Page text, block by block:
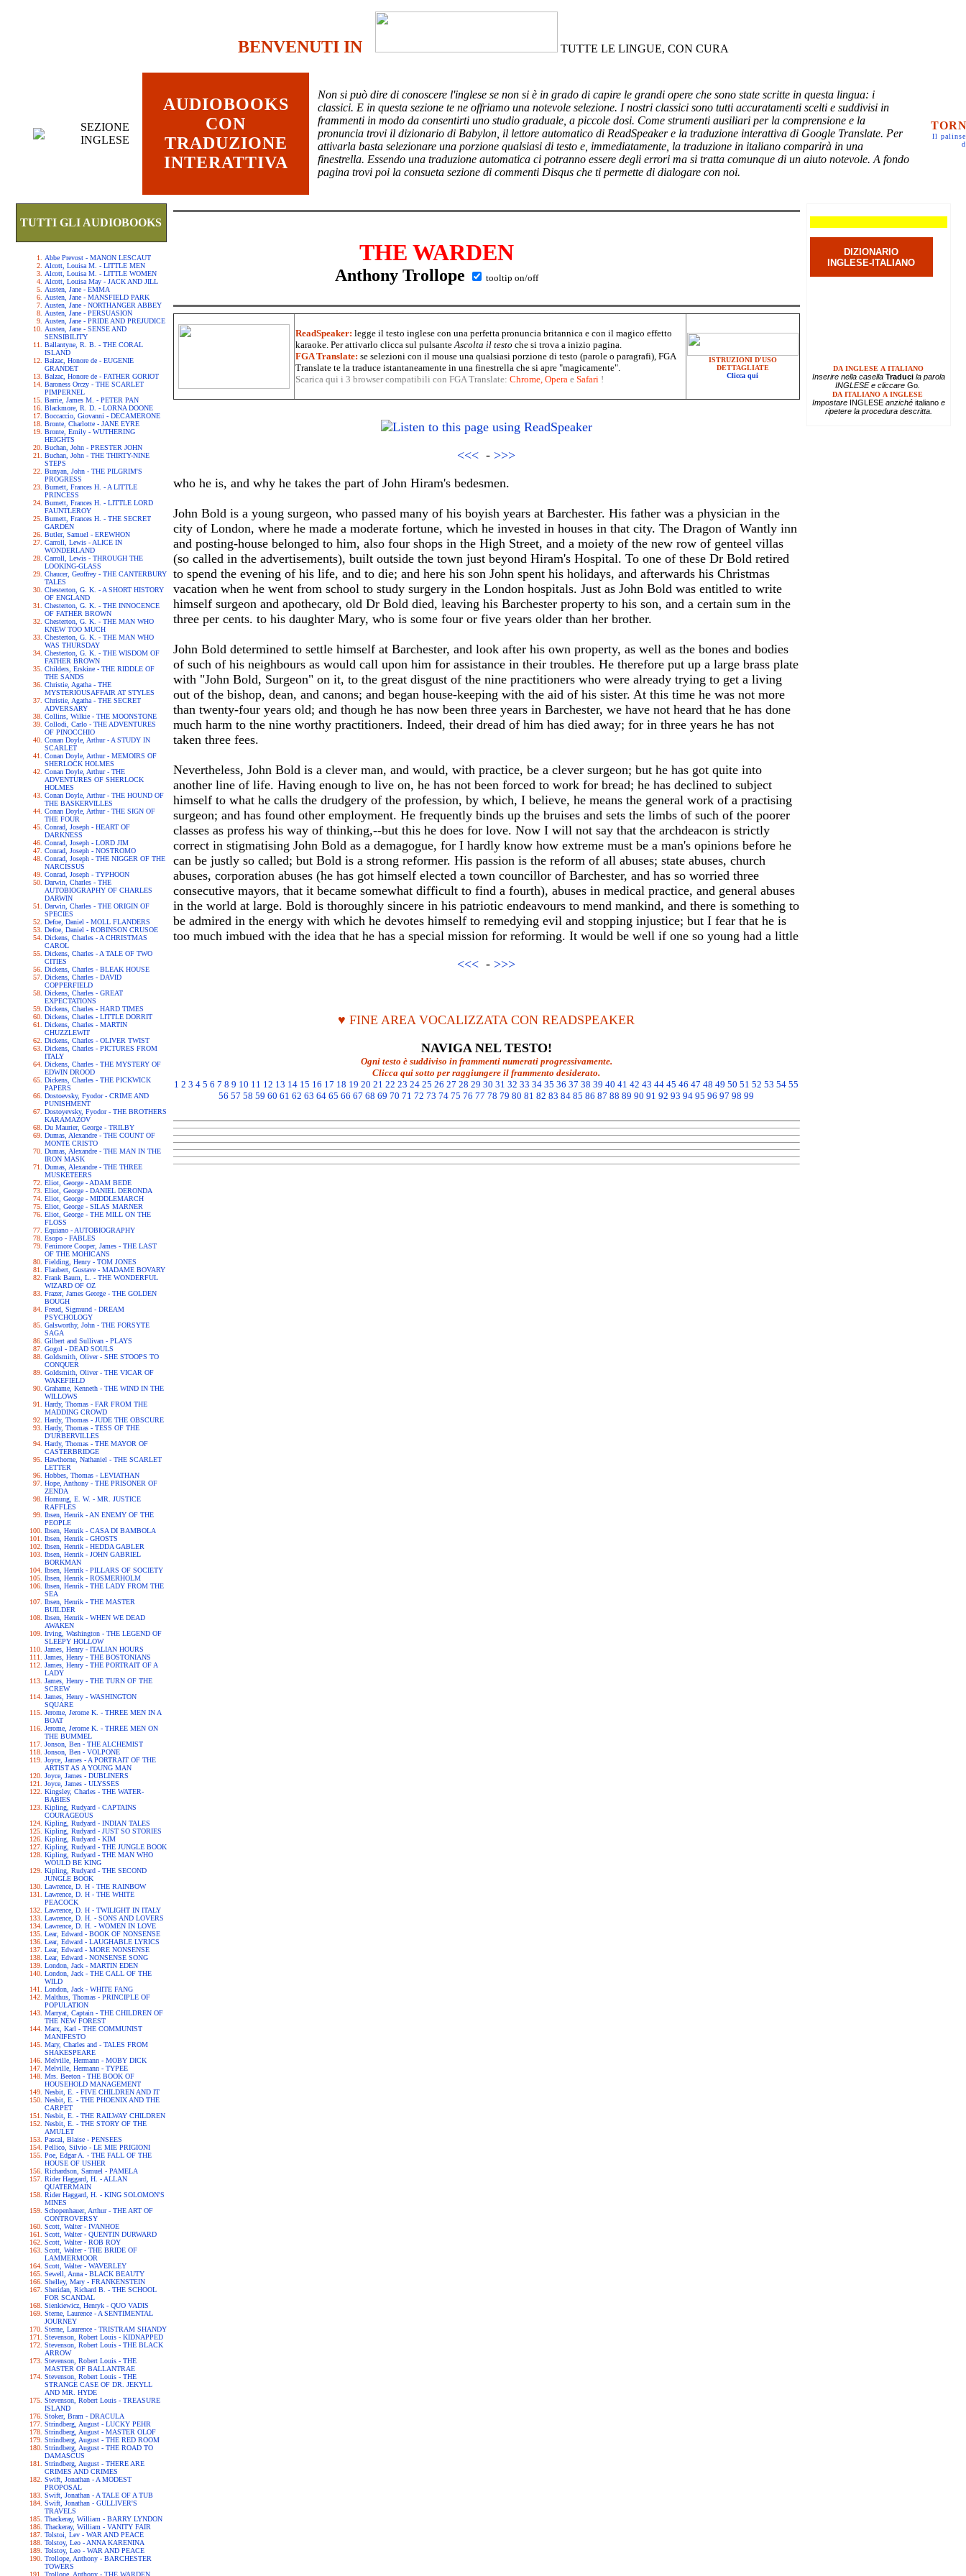
BENVENUTI IN TUTTE LE LINGUE, CON CURA
SEZIONE
INGLESE
AUDIOBOOKS
CON
TRADUZIONE
INTERATTIVA
Non si può dire di conoscere l'inglese se non si è in grado di capire le grandi opere che sono state scritte in questa lingua: i
classici. E in questa sezione te ne offriamo una notevole selezione. I nostri classici sono tutti accuratamenti scelti e suddivisi in
frammenti in modo da consentirti uno studio graduale, a piccole dosi. Come strumenti ausiliari per la comprensione e la
pronuncia trovi il dizionario di Babylon, il lettore automatico di ReadSpeaker e la traduzione interattiva di Google Translate. Per
attivarla basta selezionare una porzione qualsiasi di testo e, immediatamente, la traduzione in italiano comparirà in una
finestrella. Essendo una traduzione automatica ci potranno essere degli errori ma si tratta comunque di un aiuto notevole. A fondo
pagina trovi poi la consueta sezione di commenti Disqus che ti permette di dialogare con noi.
Il
TUTTI GLI AUDIOBOOKS
Abbe Prevost - MANON LESCAUT
Alcott, Louisa M. - LITTLE MEN
Alcott, Louisa M. - LITTLE WOMEN
Alcott, Louisa May - JACK AND JILL
Austen, Jane - EMMA
Austen, Jane - MANSFIELD PARK
Austen, Jane - NORTHANGER ABBEY
Austen, Jane - PERSUASION
Austen, Jane - PRIDE AND PREJUDICE
Austen, Jane - SENSE AND
SENSIBILITY
Ballantyne, R. B. - THE CORAL
ISLAND
Balzac, Honore de - EUGENIE
GRANDET
Balzac, Honore de - FATHER GORIOT
Baroness Orczy - THE SCARLET
PIMPERNEL
Barrie, James M. - PETER PAN
Blackmore, R. D. - LORNA DOONE
Boccaccio, Giovanni - DECAMERONE
Bronte, Charlotte - JANE EYRE
Bronte, Emily - WUTHERING
HEIGHTS
Buchan, John - PRESTER JOHN
Buchan, John - THE THIRTY-NINE
STEPS
Bunyan, John - THE PILGRIM'S
PROGRESS
Burnett, Frances H. - A LITTLE
PRINCESS
Burnett, Frances H. - LITTLE LORD
FAUNTLEROY
Burnett, Frances H. - THE SECRET
GARDEN
Butler, Samuel - EREWHON
Carroll, Lewis - ALICE IN
WONDERLAND
Carroll, Lewis - THROUGH THE
LOOKING-GLASS
Chaucer, Geoffrey - THE CANTERBURY
TALES
Chesterton, G. K. - A SHORT HISTORY
OF ENGLAND
Chesterton, G. K. - THE INNOCENCE
OF FATHER BROWN
Chesterton, G. K. - THE MAN WHO
KNEW TOO MUCH
Chesterton, G. K. - THE MAN WHO
WAS THURSDAY
Chesterton, G. K. - THE WISDOM OF
FATHER BROWN
Childers, Erskine - THE RIDDLE OF
THE SANDS
Christie, Agatha - THE
MYSTERIOUSAFFAIR AT STYLES
Christie, Agatha - THE SECRET
ADVERSARY
Collins, Wilkie - THE MOONSTONE
Collodi, Carlo - THE ADVENTURES
OF PINOCCHIO
Conan Doyle, Arthur - A STUDY IN
SCARLET
Conan Doyle, Arthur - MEMOIRS OF
SHERLOCK HOLMES
Conan Doyle, Arthur - THE
ADVENTURES OF SHERLOCK
HOLMES
Conan Doyle, Arthur - THE HOUND OF
THE BASKERVILLES
Conan Doyle, Arthur - THE SIGN OF
THE FOUR
Conrad, Joseph - HEART OF
DARKNESS
Conrad, Joseph - LORD JIM
Conrad, Joseph - NOSTROMO
Conrad, Joseph - THE NIGGER OF THE
NARCISSUS
Conrad, Joseph - TYPHOON
Darwin, Charles - THE
AUTOBIOGRAPHY OF CHARLES
DARWIN
Darwin, Charles - THE ORIGIN OF
SPECIES
Defoe, Daniel - MOLL FLANDERS
Defoe, Daniel - ROBINSON CRUSOE
Dickens, Charles - A CHRISTMAS
CAROL
Dickens, Charles - A TALE OF TWO
CITIES
Dickens, Charles - BLEAK HOUSE
Dickens, Charles - DAVID
COPPERFIELD
Dickens, Charles - GREAT
EXPECTATIONS
Dickens, Charles - HARD TIMES
Dickens, Charles - LITTLE DORRIT
Dickens, Charles - MARTIN
CHUZZLEWIT
Dickens, Charles - OLIVER TWIST
Dickens, Charles - PICTURES FROM
ITALY
Dickens, Charles - THE MYSTERY OF
EDWIN DROOD
Dickens, Charles - THE PICKWICK
PAPERS
Dostoevsky, Fyodor - CRIME AND
PUNISHMENT
Dostoyevsky, Fyodor - THE BROTHERS
KARAMAZOV
Du Maurier, George - TRILBY
Dumas, Alexandre - THE COUNT OF
MONTE CRISTO
Dumas, Alexandre - THE MAN IN THE
IRON MASK
Dumas, Alexandre - THE THREE
MUSKETEERS
Eliot, George - ADAM BEDE
Eliot, George - DANIEL DERONDA
Eliot, George - MIDDLEMARCH
Eliot, George - SILAS MARNER
Eliot, George - THE MILL ON THE
FLOSS
Equiano - AUTOBIOGRAPHY
Esopo - FABLES
Fenimore Cooper, James - THE LAST
OF THE MOHICANS
Fielding, Henry - TOM JONES
Flaubert, Gustave - MADAME BOVARY
Frank Baum, L. - THE WONDERFUL
WIZARD OF OZ
Frazer, James George - THE GOLDEN
BOUGH
Freud, Sigmund - DREAM
PSYCHOLOGY
Galsworthy, John - THE FORSYTE
SAGA
Gilbert and Sullivan - PLAYS
Gogol - DEAD SOULS
Goldsmith, Oliver - SHE STOOPS TO
CONQUER
Goldsmith, Oliver - THE VICAR OF
WAKEFIELD
Grahame, Kenneth - THE WIND IN THE
WILLOWS
Hardy, Thomas - FAR FROM THE
MADDING CROWD
Hardy, Thomas - JUDE THE OBSCURE
Hardy, Thomas - TESS OF THE
D'URBERVILLES
Hardy, Thomas - THE MAYOR OF
CASTERBRIDGE
Hawthorne, Nathaniel - THE SCARLET
LETTER
Hobbes, Thomas - LEVIATHAN
Hope, Anthony - THE PRISONER OF
ZENDA
Hornung, E. W. - MR. JUSTICE
RAFFLES
Ibsen, Henrik - AN ENEMY OF THE
PEOPLE
Ibsen, Henrik - CASA DI BAMBOLA
Ibsen, Henrik - GHOSTS
Ibsen, Henrik - HEDDA GABLER
Ibsen, Henrik - JOHN GABRIEL
BORKMAN
Ibsen, Henrik - PILLARS OF SOCIETY
Ibsen, Henrik - ROSMERHOLM
Ibsen, Henrik - THE LADY FROM THE
SEA
Ibsen, Henrik - THE MASTER
BUILDER
Ibsen, Henrik - WHEN WE DEAD
AWAKEN
Irving, Washington - THE LEGEND OF
SLEEPY HOLLOW
James, Henry - ITALIAN HOURS
James, Henry - THE BOSTONIANS
James, Henry - THE PORTRAIT OF A
LADY
James, Henry - THE TURN OF THE
SCREW
James, Henry - WASHINGTON
SQUARE
Jerome, Jerome K. - THREE MEN IN A
BOAT
Jerome, Jerome K. - THREE MEN ON
THE BUMMEL
Jonson, Ben - THE ALCHEMIST
Jonson, Ben - VOLPONE
Joyce, James - A PORTRAIT OF THE
ARTIST AS A YOUNG MAN
Joyce, James - DUBLINERS
Joyce, James - ULYSSES
Kingsley, Charles - THE WATER-
BABIES
Kipling, Rudyard - CAPTAINS
COURAGEOUS
Kipling, Rudyard - INDIAN TALES
Kipling, Rudyard - JUST SO STORIES
Kipling, Rudyard - KIM
Kipling, Rudyard - THE JUNGLE BOOK
Kipling, Rudyard - THE MAN WHO
WOULD BE KING
Kipling, Rudyard - THE SECOND
JUNGLE BOOK
Lawrence, D. H - THE RAINBOW
Lawrence, D. H - THE WHITE
PEACOCK
Lawrence, D. H - TWILIGHT IN ITALY
Lawrence, D. H. - SONS AND LOVERS
Lawrence, D. H. - WOMEN IN LOVE
Lear, Edward - BOOK OF NONSENSE
Lear, Edward - LAUGHABLE LYRICS
Lear, Edward - MORE NONSENSE
Lear, Edward - NONSENSE SONG
London, Jack - MARTIN EDEN
London, Jack - THE CALL OF THE
WILD
London, Jack - WHITE FANG
Malthus, Thomas - PRINCIPLE OF
POPULATION
Marryat, Captain - THE CHILDREN OF
THE NEW FOREST
Marx, Karl - THE COMMUNIST
MANIFESTO
Mary, Charles and - TALES FROM
SHAKESPEARE
Melville, Hermann - MOBY DICK
Melville, Hermann - TYPEE
Mrs. Beeton - THE BOOK OF
HOUSEHOLD MANAGEMENT
Nesbit, E. - FIVE CHILDREN AND IT
Nesbit, E. - THE PHOENIX AND THE
CARPET
Nesbit, E. - THE RAILWAY CHILDREN
Nesbit, E. - THE STORY OF THE
AMULET
Pascal, Blaise - PENSEES
Pellico, Silvio - LE MIE PRIGIONI
Poe, Edgar A. - THE FALL OF THE
HOUSE OF USHER
Richardson, Samuel - PAMELA
Rider Haggard, H. - ALLAN
QUATERMAIN
Rider Haggard, H. - KING SOLOMON'S
MINES
Schopenhauer, Arthur - THE ART OF
CONTROVERSY
Scott, Walter - IVANHOE
Scott, Walter - QUENTIN DURWARD
Scott, Walter - ROB ROY
Scott, Walter - THE BRIDE OF
LAMMERMOOR
Scott, Walter - WAVERLEY
Sewell, Anna - BLACK BEAUTY
Shelley, Mary - FRANKENSTEIN
Sheridan, Richard B. - THE SCHOOL
FOR SCANDAL
Sienkiewicz, Henryk - QUO VADIS
Sterne, Laurence - A SENTIMENTAL
JOURNEY
Sterne, Laurence - TRISTRAM SHANDY
Stevenson, Robert Louis - KIDNAPPED
Stevenson, Robert Louis - THE BLACK
ARROW
Stevenson, Robert Louis - THE
MASTER OF BALLANTRAE
Stevenson, Robert Louis - THE
STRANGE CASE OF DR. JEKYLL
AND MR. HYDE
Stevenson, Robert Louis - TREASURE
ISLAND
Stoker, Bram - DRACULA
Strindberg, August - LUCKY PEHR
Strindberg, August - MASTER OLOF
Strindberg, August - THE RED ROOM
Strindberg, August - THE ROAD TO
DAMASCUS
Strindberg, August - THERE ARE
CRIMES AND CRIMES
Swift, Jonathan - A MODEST
PROPOSAL
Swift, Jonathan - A TALE OF A TUB
Swift, Jonathan - GULLIVER'S
TRAVELS
Thackeray, William - BARRY LYNDON
Thackeray, William - VANITY FAIR
Tolstoi, Lev - WAR AND PEACE
Tolstoy, Leo - ANNA KARENINA
Tolstoy, Leo - WAR AND PEACE
Trollope, Anthony - BARCHESTER
TOWERS
Trollope, Anthony - THE WARDEN
THE WARDEN
Anthony Trollope tooltip on/off
ReadSpeaker: legge il testo inglese con una perfetta pronuncia britannica e con il magico effetto
karaoke. Per attivarlo clicca sul pulsanteAscolta il testo che si trova a inizio pagina.
FGA Translate: se selezioni con il mouse una qualsiasi porzione di testo (parole o paragrafi), FGA
Translate te la traduce istantaneamente in una finestrella che si apre "magicamente".
Scarica qui i 3 browser compatibili con FGA Translate: Chrome, Operae Safari !
ISTRUZIONI D'USO
DETTAGLIATE
Clicca qui
<<< - >>>
who he is, and why he takes the part of John Hiram's bedesmen.
John Bold is a young surgeon, who passed many of his boyish years at Barchester. His father was a physician in the
city of London, where he made a moderate fortune, which he invested in houses in that city. The Dragon of Wantly inn
and posting-house belonged to him, also four shops in the High Street, and a moiety of the new row of genteel villas
(so called in the advertisements), built outside the town just beyond Hiram's Hospital. To one of these Dr Bold retired
to spend the evening of his life, and to die; and here his son John spent his holidays, and afterwards his Christmas
vacation when he went from school to study surgery in the London hospitals. Just as John Bold was entitled to write
himself surgeon and apothecary, old Dr Bold died, leaving his Barchester property to his son, and a certain sum in the
three per cents. to his daughter Mary, who is some four or five years older than her brother.
John Bold determined to settle himself at Barchester, and look after his own property, as well as the bones and bodies
of such of his neighbours as would call upon him for assistance in their troubles. He therefore put up a large brass plate
with "John Bold, Surgeon" on it, to the great disgust of the nine practitioners who were already trying to get a living
out of the bishop, dean, and canons; and began house-keeping with the aid of his sister. At this time he was not more
than twenty-four years old; and though he has now been three years in Barchester, we have not heard that he has done
much harm to the nine worthy practitioners. Indeed, their dread of him has died away; for in three years he has not
taken three fees.
Nevertheless, John Bold is a clever man, and would, with practice, be a clever surgeon; but he has got quite into
another line of life. Having enough to live on, he has not been forced to work for bread; he has declined to subject
himself to what he calls the drudgery of the profession, by which, I believe, he means the general work of a practising
surgeon; and has found other employment. He frequently binds up the bruises and sets the limbs of such of the poorer
classes as profess his way of thinking,--but this he does for love. Now I will not say that the archdeacon is strictly
correct in stigmatising John Bold as a demagogue, for I hardly know how extreme must be a man's opinions before he
can be justly so called; but Bold is a strong reformer. His passion is the reform of all abuses; state abuses, church
abuses, corporation abuses (he has got himself elected a town councillor of Barchester, and has so worried three
consecutive mayors, that it became somewhat difficult to find a fourth), abuses in medical practice, and general abuses
in the world at large. Bold is thoroughly sincere in his patriotic endeavours to mend mankind, and there is something to
be admired in the energy with which he devotes himself to remedying evil and stopping injustice; but I fear that he is
too much imbued with the idea that he has a special mission for reforming. It would be well if one so young had a little
<<< - >>>
♥ FINE AREA VOCALIZZATA CON READSPEAKER
NAVIGA NEL TESTO!
Ogni testo è suddiviso in frammenti numerati progressivamente.
Clicca qui sotto per raggiungere il frammento desiderato.
1 2 3 4 5 6 7 8 9 10 11 12 13 14 15 16 17 18 19 20 21 22 23 24 25 26 27 28 29 30 31 32 33 34 35 36 37 38 39 40 41 42 43 44 45 46 47 48 49 50 51 52 53 54 55
56 57 58 59 60 61 62 63 64 65 66 67 68 69 70 71 72 73 74 75 76 77 78 79 80 81 82 83 84 85 86 87 88 89 90 91 92 93 94 95 96 97 98 99
DIZIONARIO
INGLESE-ITALIANO
DA INGLESE A ITALIANO
Inserire nella casella Traducila parola
INGLESE e cliccare Go.
DA ITALIANO A INGLESE
Impostare INGLESEanziché italianoe
ripetere la procedura descritta.